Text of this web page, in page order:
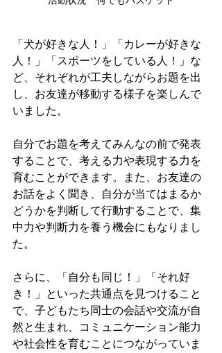
「犬が好きな人！」「カレーが好きな
人！」「スポーツをしている人！」な
ど、それぞれが工夫しながらお題を出
し、お友達が移動する様子を楽しんで
いました。
自分でお題を考えてみんなの前で発表
することで、考える力や表現する力を
育むことができます。また、お友達の
お話をよく聞き、自分が当てはまるか
どうかを判断して行動することで、集
中力や判断力を養う機会にもなりまし
た。
さらに、「自分も同じ！」「それ好
き！」といった共通点を見つけること
で、子どもたち同士の会話や交流が自
然と生まれ、コミュニケーション能力
や社会性を育むことにつながっていま